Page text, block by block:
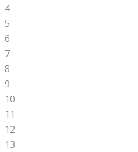
4
5
6
7
8
9
10
11
12
13